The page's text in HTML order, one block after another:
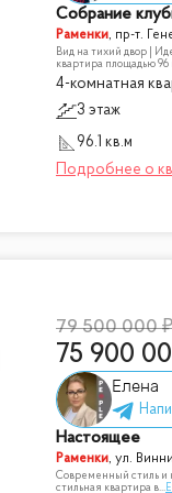
Москвы.
Собрание
Раменки, пр-т.
Вид на тихий двор |
квартира площадью 96
4-комнатная
3 этаж
96.1 кв.м
79 500 000
75 900
Елена
Настоящее
Раменки, ул.
Современный стиль и
стильная квартира в...